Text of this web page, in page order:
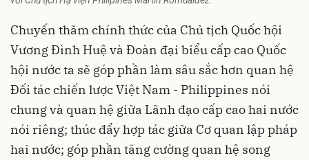
Chuyến thăm chính thức của Chủ tịch Quốc hội
Vương Đình Huệ và Đoàn đại biểu cấp cao Quốc
hội nước ta sẽ góp phần làm sâu sắc hơn quan hệ
Đối tác chiến lược Việt Nam - Philippines nói
chung và quan hệ giữa Lãnh đạo cấp cao hai nước
nói riêng; thúc đẩy hợp tác giữa Cơ quan lập pháp
hai nước; góp phần tăng cường quan hệ song